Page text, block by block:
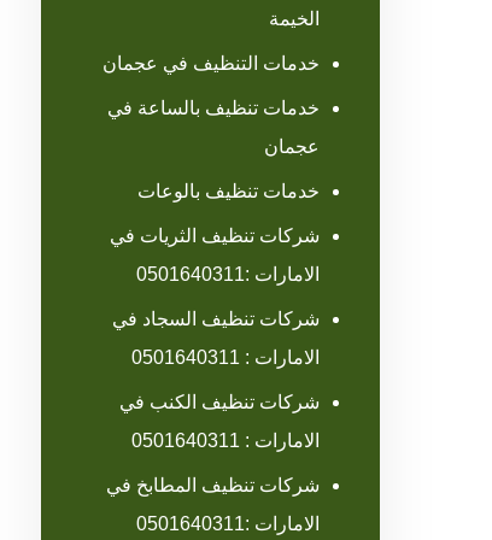
الخيمة
خدمات التنظيف في عجمان
خدمات تنظيف بالساعة في
عجمان
خدمات تنظيف بالوعات
شركات تنظيف الثريات في
الامارات :0501640311
شركات تنظيف السجاد في
الامارات : 0501640311
شركات تنظيف الكنب في
الامارات : 0501640311
شركات تنظيف المطابخ في
الامارات :0501640311